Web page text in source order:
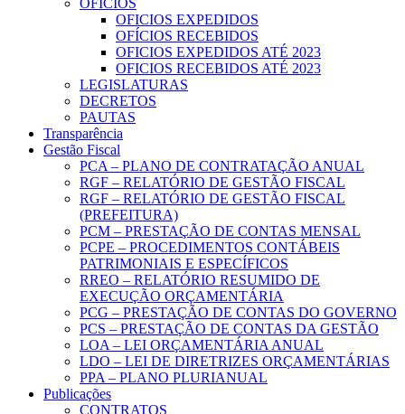
OFICIOS
OFICIOS EXPEDIDOS
OFÍCIOS RECEBIDOS
OFICIOS EXPEDIDOS ATÉ 2023
OFICIOS RECEBIDOS ATÉ 2023
LEGISLATURAS
DECRETOS
PAUTAS
Transparência
Gestão Fiscal
PCA – PLANO DE CONTRATAÇÃO ANUAL
RGF – RELATÓRIO DE GESTÃO FISCAL
RGF – RELATÓRIO DE GESTÃO FISCAL
(PREFEITURA)
PCM – PRESTAÇÃO DE CONTAS MENSAL
PCPE – PROCEDIMENTOS CONTÁBEIS
PATRIMONIAIS E ESPECÍFICOS
RREO – RELATÓRIO RESUMIDO DE
EXECUÇÃO ORÇAMENTÁRIA
PCG – PRESTAÇÃO DE CONTAS DO GOVERNO
PCS – PRESTAÇÃO DE CONTAS DA GESTÃO
LOA – LEI ORÇAMENTÁRIA ANUAL
LDO – LEI DE DIRETRIZES ORÇAMENTÁRIAS
PPA – PLANO PLURIANUAL
Publicações
CONTRATOS